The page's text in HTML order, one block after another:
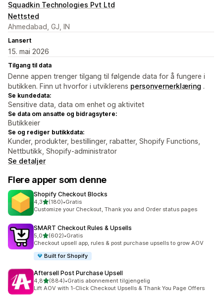
Squadkin Technologies Pvt Ltd
Nettsted
Ahmedabad, GJ, IN
Lansert
15. mai 2026
Tilgang til data
Denne appen trenger tilgang til følgende data for å fungere i
butikken. Finn ut hvorfor i utviklerens personvernerklæring .
Se kundedata:
Sensitive data, data om enhet og aktivitet
Se data om ansatte og bidragsytere:
Butikkeier
Se og rediger butikkdata:
Kunder, produkter, bestillinger, rabatter, Shopify Functions,
Nettbutikk, Shopify-administrator
Se detaljer
Flere apper som denne
Shopify Checkout Blocks
4,3av 5 stjerner
(180)
Totalt 180 omtaler
•Gratis
Customize your Checkout, Thank you and Order status pages
SMART Checkout Rules & Upsells
5,0av 5 stjerner
(602)
Totalt 602 omtaler
•Gratis
Checkout upsell app, rules & post purchase upsells to grow AOV
Built for Shopify
Aftersell Post Purchase Upsell
4,8av 5 stjerner
(884)
Totalt 884 omtaler
•Gratis abonnement tilgjengelig
Lift AOV with 1-Click Checkout Upsells & Thank You Page Offers